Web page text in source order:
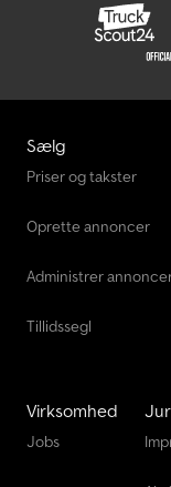
Sælg
Priser og takster
Oprette annoncer
Administrer
Tillidssegl
Virksomhed
Jobs